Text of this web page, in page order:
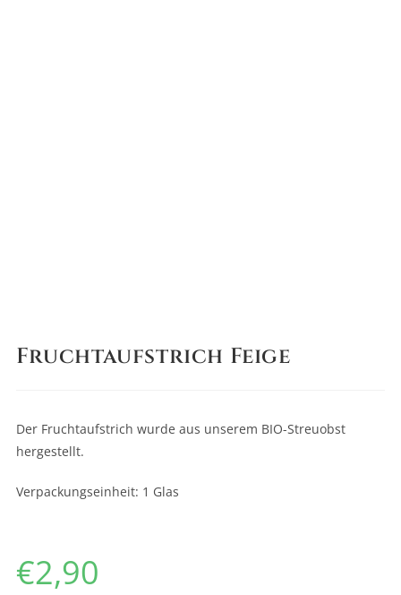
Fruchtaufstrich Feige
Der Fruchtaufstrich wurde aus unserem BIO-Streuobst
hergestellt.
Verpackungseinheit: 1 Glas
€2,90